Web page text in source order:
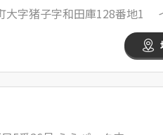
大字猪子字和田庫128番地1